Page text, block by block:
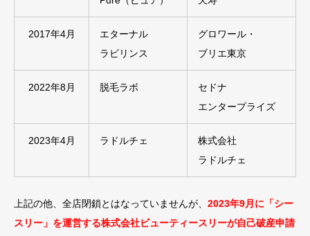
2017年4月
エターナル
ラビリンス
グロワール・
ブリエ東京
2022年8月 脱毛ラボ
セドナ
エンタープライズ
2023年4月 ラドルチェ
株式会社
ラドルチェ
上記の他、全店閉鎖とはなっていませんが、 2023年9月に「シー
スリー」を運営する株式会社ビューティースリーが自己破産申請